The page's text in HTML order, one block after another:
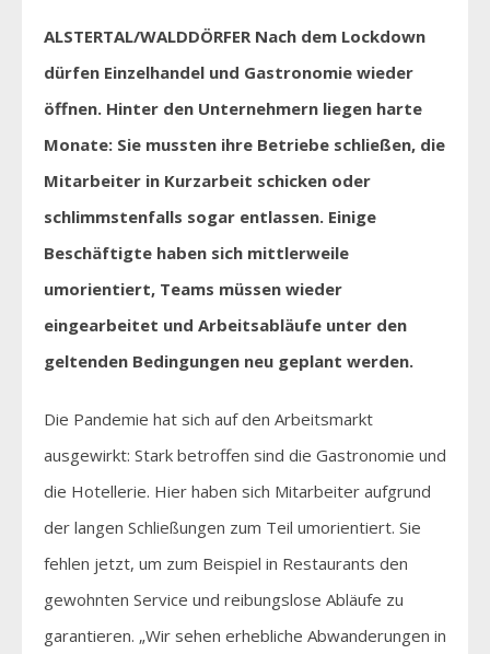
ALSTERTAL/WALDDÖRFER Nach dem Lockdown
dürfen Einzelhandel und Gastronomie wieder
öffnen. Hinter den Unternehmern liegen harte
Monate: Sie mussten ihre Betriebe schließen, die
Mitarbeiter in Kurzarbeit schicken oder
schlimmstenfalls sogar entlassen. Einige
Beschäftigte haben sich mittlerweile
umorientiert, Teams müssen wieder
eingearbeitet und Arbeitsabläufe unter den
geltenden Bedingungen neu geplant werden.
Die Pandemie hat sich auf den Arbeitsmarkt
ausgewirkt: Stark betroffen sind die Gastronomie und
die Hotellerie. Hier haben sich Mitarbeiter aufgrund
der langen Schließungen zum Teil umorientiert. Sie
fehlen jetzt, um zum Beispiel in Restaurants den
gewohnten Service und reibungslose Abläufe zu
garantieren. „Wir sehen erhebliche Abwanderungen in